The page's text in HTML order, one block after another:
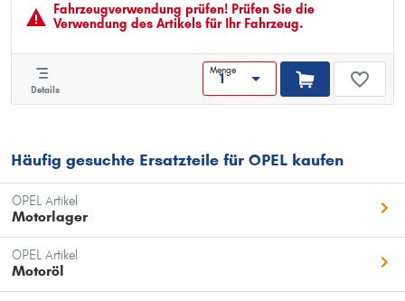
Fahrzeugver­wendung prüfen! Prüfen Sie die
Verwendung des Artikels für Ihr Fahrzeug.
Details
Menge
Häufig gesuchte Ersatzteile für OPEL kaufen
OPEL Artikel
Motorlager
OPEL Artikel
Motoröl